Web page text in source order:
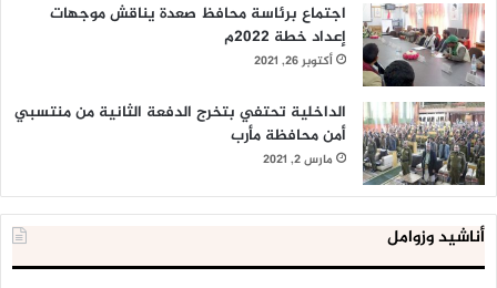
اجتماع برئاسة محافظ صعدة يناقش موجهات
إعداد خطة 2022م
أكتوبر 26, 2021
الداخلية تحتفي بتخرج الدفعة الثانية من منتسبي
أمن محافظة مأرب
مارس 2, 2021
أناشيد وزوامل